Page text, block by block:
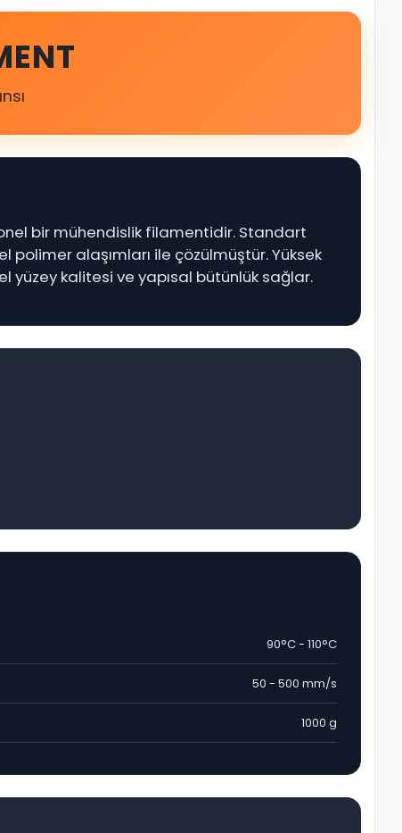
bir mühendislik filamentidir. Standart
polimer alaşımları ile çözülmüştür. Yüksek
yüzey kalitesi ve yapısal bütünlük sağlar.
90°C - 110°C
50 - 500 mm/s
1000 g